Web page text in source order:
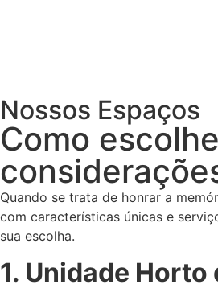
Nossos Espaços
Como
Quando se trata de honrar a
com características únicas e
sua escolha.
1. Unidade